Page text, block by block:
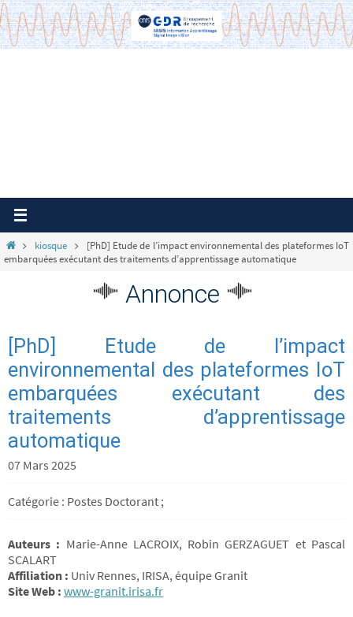
Passer
vers
le
Homekiosque
[PhD] Etude de l’impact environnemental des plateformes IoT
embarquées exécutant des traitements d’apprentissage automatique
Annonce
[PhD] Etude de l’impact
environnemental des plateformes IoT
embarquées exécutant des
traitements d’apprentissage
automatique
07 Mars 2025
Catégorie : Postes Doctorant ;
Auteurs : Marie-Anne LACROIX, Robin GERZAGUET et Pascal
SCALART
Affiliation : Univ Rennes, IRISA, équipe Granit
Site Web : www-granit.irisa.fr